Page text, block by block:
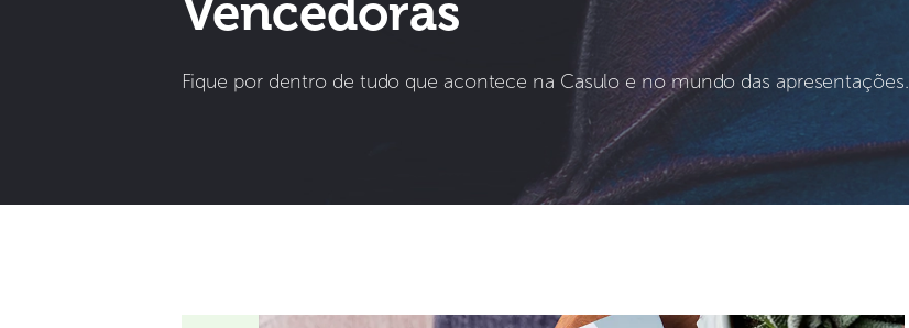
Vencedoras
Fique por dentro de tudo que acontece na Casulo e no mundo das apresentações.